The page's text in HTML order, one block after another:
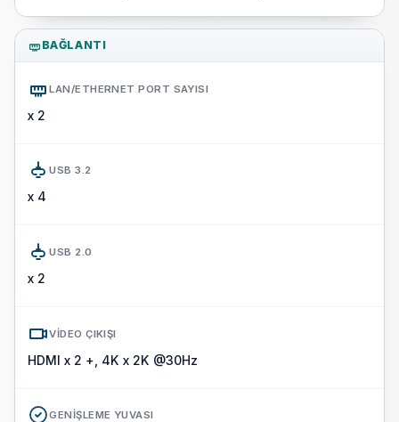
BAĞLANTI
LAN/ETHERNET PORT SAYISI
x 2
USB 3.2
x 4
USB 2.0
x 2
VIDEO ÇIKIŞI
HDMI x 2 +, 4K x 2K @30Hz
GENIŞLEME YUVASI